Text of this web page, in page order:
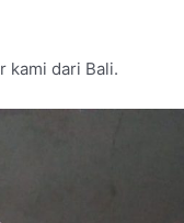
kami dari Bali.